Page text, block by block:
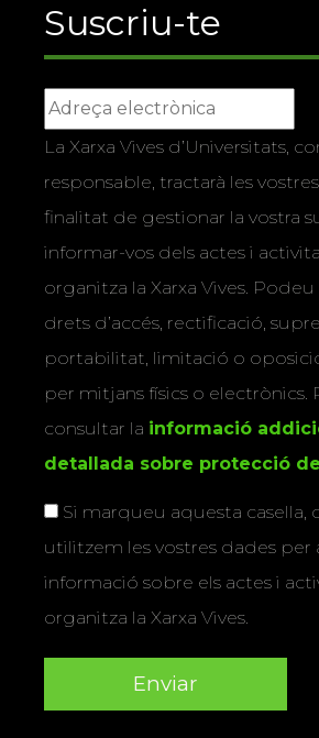
Suscriu-te
La Xarxa Vives d’Universitats,
responsable, tractarà les
finalitat de gestionar la vostra
informar-vos dels actes i
organitza la Xarxa Vives. Podeu
drets d’accés, rectificació,
portabilitat, limitació o
per mitjans físics o electrònics.
consultar la informació
detallada sobre protecció
Si marqueu aquesta casella,
utilitzem les vostres dades per
informació sobre els actes i
organitza la Xarxa Vives.